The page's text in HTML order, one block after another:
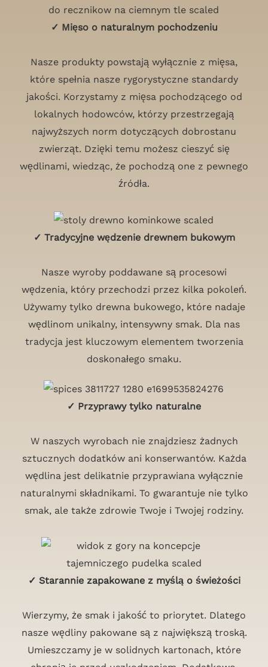
✓ Mięso o naturalnym pochodzeniu
Nasze produkty powstają wyłącznie z mięsa,
które spełnia nasze rygorystyczne standardy
jakości. Korzystamy z mięsa pochodzącego od
lokalnych hodowców, którzy przestrzegają
najwyższych norm dotyczących dobrostanu
zwierząt. Dzięki temu możesz cieszyć się
wędlinami, wiedząc, że pochodzą one z pewnego
źródła.
✓ Tradycyjne wędzenie drewnem bukowym
Nasze wyroby poddawane są procesowi
wędzenia, który przechodzi przez kilka pokoleń.
Używamy tylko drewna bukowego, które nadaje
wędlinom unikalny, intensywny smak. Dla nas
tradycja jest kluczowym elementem tworzenia
doskonałego smaku.
✓ Przyprawy tylko naturalne
W naszych wyrobach nie znajdziesz żadnych
sztucznych dodatków ani konserwantów. Każda
wędlina jest delikatnie przyprawiana wyłącznie
naturalnymi składnikami. To gwarantuje nie tylko
smak, ale także zdrowie Twoje i Twojej rodziny.
✓ Starannie zapakowane z myślą o świeżości
Wierzymy, że smak i jakość to priorytet. Dlatego
nasze wędliny pakowane są z największą troską.
Umieszczamy je w solidnych kartonach, które